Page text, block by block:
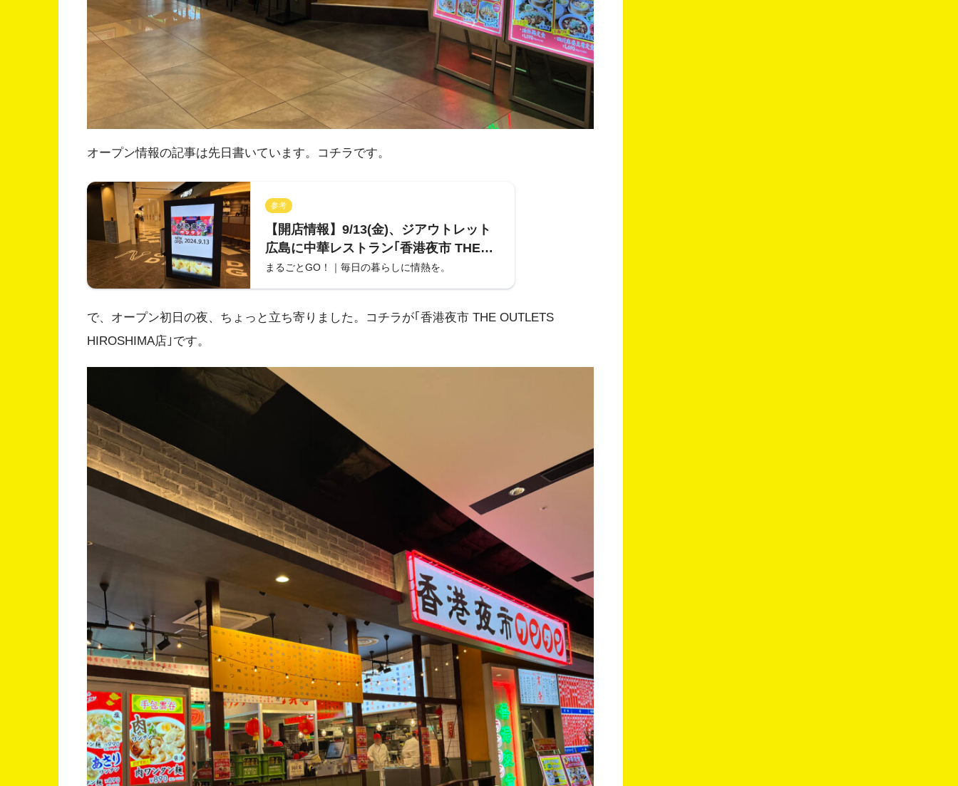
オープン情報の記事は先日書いています。コチラです。
参考
【開店情報】9/13(金)、ジアウトレット
広島に中華レストラン｢香港夜市 THE
OUTLETS HIROSHIMA店｣がオープン。
まるごとGO！｜毎日の暮らしに情熱を。
で、オープン初日の夜、ちょっと立ち寄りました。コチラが｢香港夜市 THE OUTLETS
HIROSHIMA店｣です。